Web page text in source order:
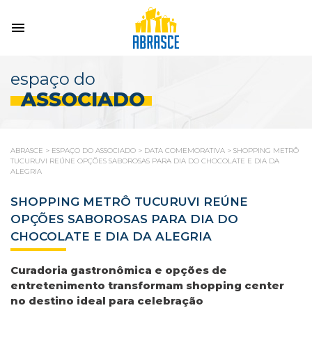
espaço do
ASSOCIADO
ABRASCE > ESPAÇO DO ASSOCIADO > DATA COMEMORATIVA > SHOPPING METRÔ
TUCURUVI REÚNE OPÇÕES SABOROSAS PARA DIA DO CHOCOLATE E DIA DA
ALEGRIA
SHOPPING METRÔ TUCURUVI REÚNE
OPÇÕES SABOROSAS PARA DIA DO
CHOCOLATE E DIA DA ALEGRIA
Curadoria gastronômica e opções de
entretenimento transformam shopping center
no destino ideal para celebração